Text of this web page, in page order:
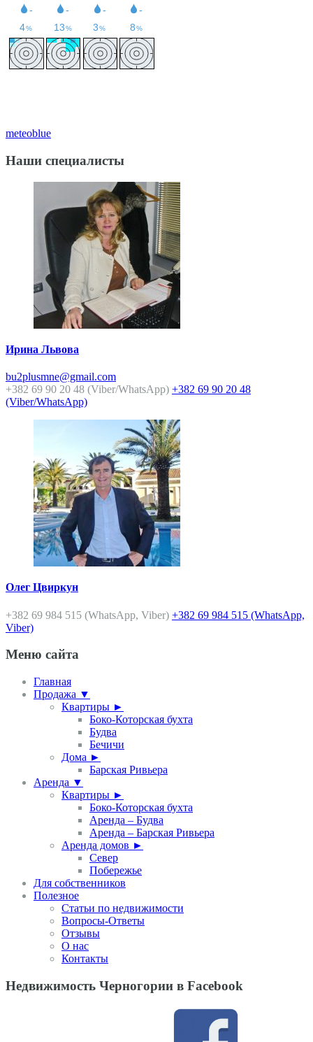
meteoblue
Наши специалисты
Ирина Львова
bu2plusmne@gmail.com
+382 69 90 20 48 (Viber/WhatsApp) +382 69 90 20 48
(Viber/WhatsApp)
Олег Цвиркун
+382 69 984 515 (WhatsApp, Viber) +382 69 984 515 (WhatsApp,
Viber)
Меню сайта
Главная
Продажа ▼
Квартиры ►
Боко-Которская бухта
Будва
Бечичи
Дома ►
Барская Ривьера
Аренда ▼
Квартиры ►
Боко-Которская бухта
Аренда – Будва
Аренда – Барская Ривьера
Аренда домов ►
Север
Побережье
Для собственников
Полезное
Статьи по недвижимости
Вопросы-Ответы
Отзывы
О нас
Контакты
Недвижимость Черногории в Facebook